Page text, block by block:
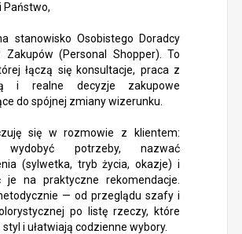
Państwo,
stanowisko Osobistego Doradcy
Zakupów (Personal Shopper). To
łączą się konsultacje, praca z
i realne decyzje zakupowe
do spójnej zmiany wizerunku.
się w rozmowie z klientem:
wydobyć potrzeby, nazwać
(sylwetka, tryb życia, okazje) i
je na praktyczne rekomendacje.
— od przeglądu szafy i
po listę rzeczy, które
i ułatwiają codzienne wybory.